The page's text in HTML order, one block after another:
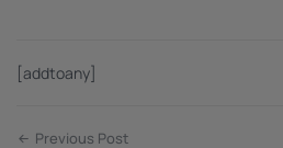
[addtoany]
Previous Post